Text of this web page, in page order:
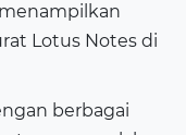
Lotus Notes di
berbagai